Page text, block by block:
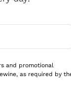
che
and promotional
as required by